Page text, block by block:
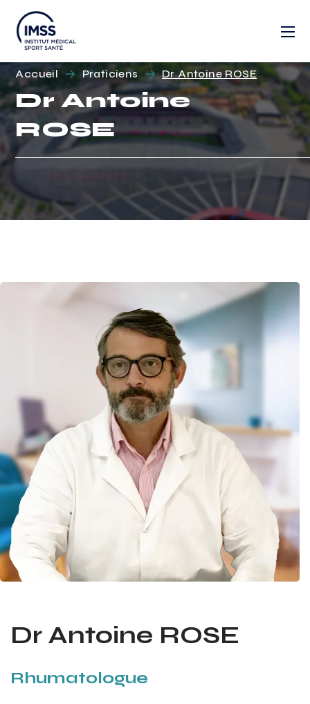
Accueil Praticiens Dr Antoine ROSE
Dr Antoine
ROSE
Dr Antoine ROSE
Rhumatologue